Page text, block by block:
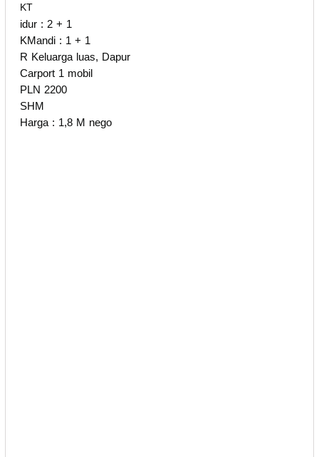
KT
idur : 2 + 1
KMandi : 1 + 1
R Keluarga luas, Dapur
Carport 1 mobil
PLN 2200
SHM
Harga : 1,8 M nego